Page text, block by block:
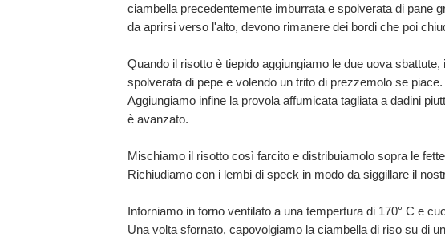
ciambella precedentemente imburrata e spolverata di pane
da aprirsi verso l'alto, devono rimanere dei bordi che poi
Quando il risotto è tiepido aggiungiamo le due uova
spolverata di pepe e volendo un trito di prezzemolo se piace.
Aggiungiamo infine la provola affumicata tagliata a dadini
è avanzato.
Mischiamo il risotto così farcito e distribuiamolo sopra le
Richiudiamo con i lembi di speck in modo da siggillare il
Inforniamo in forno ventilato a una tempertura di 170° C e
Una volta sfornato, capovolgiamo la ciambella di riso su di